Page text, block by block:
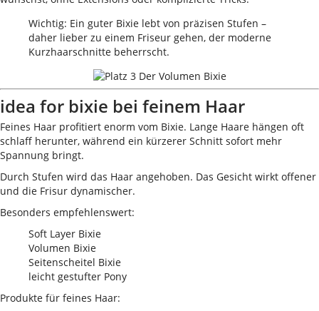
Wichtig: Ein guter Bixie lebt von präzisen Stufen –
daher lieber zu einem Friseur gehen, der moderne
Kurzhaarschnitte beherrscht.
idea for bixie bei feinem Haar
Feines Haar profitiert enorm vom Bixie. Lange Haare hängen oft
schlaff herunter, während ein kürzerer Schnitt sofort mehr
Spannung bringt.
Durch Stufen wird das Haar angehoben. Das Gesicht wirkt offener
und die Frisur dynamischer.
Besonders empfehlenswert:
Soft Layer Bixie
Volumen Bixie
Seitenscheitel Bixie
leicht gestufter Pony
Produkte für feines Haar: